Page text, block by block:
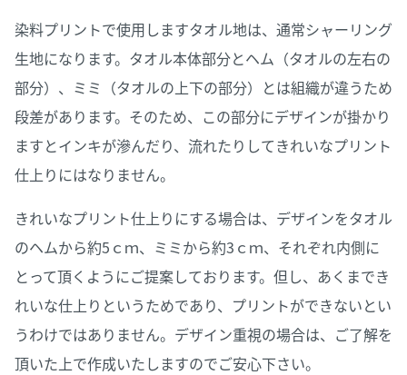
染料プリントで使用しますタオル地は、通常シャーリング
生地になります。タオル本体部分とヘム（タオルの左右の
部分）、ミミ（タオルの上下の部分）とは組織が違うため
段差があります。そのため、この部分にデザインが掛かり
ますとインキが滲んだり、流れたりしてきれいなプリント
仕上りにはなりません。
きれいなプリント仕上りにする場合は、デザインをタオル
のヘムから約5ｃｍ、ミミから約3ｃｍ、それぞれ内側に
とって頂くようにご提案しております。但し、あくまでき
れいな仕上りというためであり、プリントができないとい
うわけではありません。デザイン重視の場合は、ご了解を
頂いた上で作成いたしますのでご安心下さい。